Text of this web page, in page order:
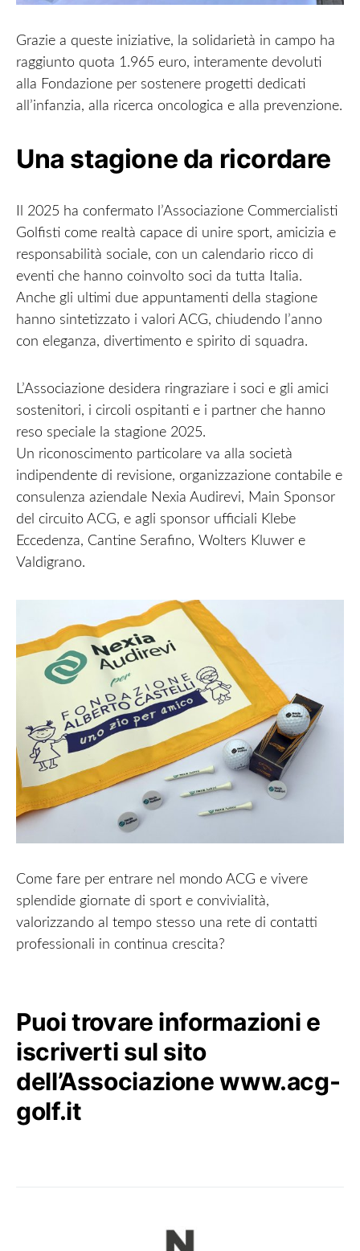
Grazie a queste iniziative, la solidarietà in campo ha
raggiunto quota 1.965 euro, interamente devoluti
alla Fondazione per sostenere progetti dedicati
all’infanzia, alla ricerca oncologica e alla prevenzione.
Una stagione da ricordare
Il 2025 ha confermato l’Associazione Commercialisti
Golfisti come realtà capace di unire sport, amicizia e
responsabilità sociale, con un calendario ricco di
eventi che hanno coinvolto soci da tutta Italia.
Anche gli ultimi due appuntamenti della stagione
hanno sintetizzato i valori ACG, chiudendo l’anno
con eleganza, divertimento e spirito di squadra.
L’Associazione desidera ringraziare i soci e gli amici
sostenitori, i circoli ospitanti e i partner che hanno
reso speciale la stagione 2025.
Un riconoscimento particolare va alla società
indipendente di revisione, organizzazione contabile e
consulenza aziendale Nexia Audirevi, Main Sponsor
del circuito ACG, e agli sponsor ufficiali Klebe
Eccedenza, Cantine Serafino, Wolters Kluwer e
Valdigrano.
Come fare per entrare nel mondo ACG e vivere
splendide giornate di sport e convivialità,
valorizzando al tempo stesso una rete di contatti
professionali in continua crescita?
Puoi trovare informazioni e
iscriverti sul sito
dell’Associazionewww.acg-
golf.it